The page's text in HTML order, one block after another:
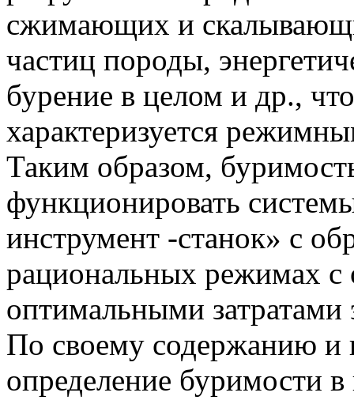
сжимающих и
частиц породы,
бурение в целом и др.,
характеризуется
Таким образом,
функционировать
инструмент -станок» с
рациональных режимах с
оптимальными затратами
По своему содержанию и
определение буримости